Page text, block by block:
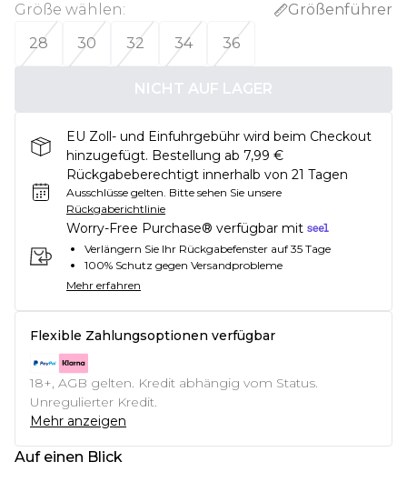
Größe wählen:
Größenführer
28
30 32 34 36
NICHT AUF LAGER
EU Zoll- und Einfuhrgebühr wird beim Checkout
hinzugefügt. Bestellung ab 7,99 €
Rückgabeberechtigt innerhalb von 21 Tagen
Ausschlüsse gelten. Bitte sehen Sie unsere
Rückgaberichtlinie
Worry-Free Purchase® verfügbar mit
Verlängern Sie Ihr Rückgabefenster auf 35 Tage
100% Schutz gegen Versandprobleme
Mehr erfahren
Flexible Zahlungsoptionen verfügbar
18+, AGB gelten. Kredit abhängig vom Status.
Unregulierter Kredit.
Mehr anzeigen
Auf einen Blick